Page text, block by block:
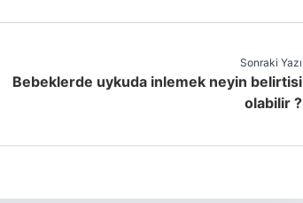
Sonraki Yazı
Bebeklerde uykuda inlemek neyin belirtisi
olabilir ?